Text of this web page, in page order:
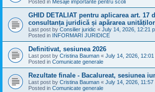
Posted in Mesaje importante pentru scoli
GHID DETALIAT pentru aplicarea art. 17
consultanța juridică și apărarea
Last post by Consilier juridic « July 14, 2026, 12:21
Posted in INFORMARI JURIDICE
Definitivat, sesiunea 2026
Last post by Cristina Bauman « July 14, 2026, 12:01
Posted in Comunicate generale
Rezultate finale - Bacalureat, sesiunea
Last post by Cristina Bauman « July 14, 2026, 11:57
Posted in Comunicate generale